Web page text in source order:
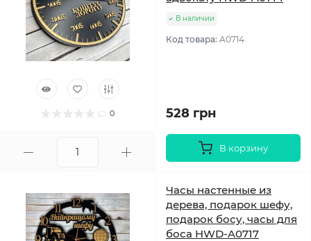
0
В наличии
Код товара: A0714
528 грн
В корзину
Часы настенные из
дерева, подарок шефу,
подарок босу, часы для
боса HWD-A0717